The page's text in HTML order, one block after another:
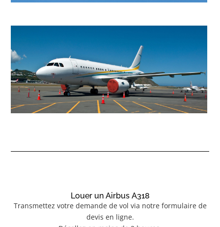
Louer un Airbus A318
Transmettez votre demande de vol via notre formulaire de
devis en ligne.